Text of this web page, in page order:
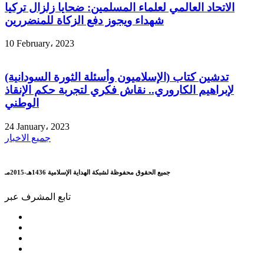
الاتحاد العالمي لعلماء المسلمين: ضحايا زلزال تركيا
شهداء ويجوز دفع الزكاة للمنضررين
10 February، 2023
تدشين كتاب (الإسلاميون وأسئلة الثورة السودانية)
لإبراهيم الكاروري.. نقاش فكري لتجربة حكم الإنقاذ
الوطني
24 January، 2023
جميع الاخبار
جميع الحقوق محفوظة لشبكة الهداية الإسلامية 1436هـ-2015مـ
تابع المشرف عبر